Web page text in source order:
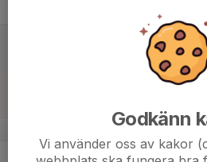
v.51
Godkänn
Vi använder oss av kakor